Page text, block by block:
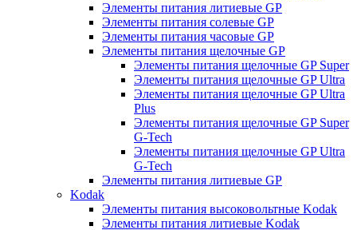
Элементы питания литиевые GP
Элементы питания солевые GP
Элементы питания часовые GP
Элементы питания щелочные GP
Элементы питания щелочные GP Super
Элементы питания щелочные GP Ultra
Элементы питания щелочные GP Ultra
Plus
Элементы питания щелочные GP Super
G-Tech
Элементы питания щелочные GP Ultra
G-Tech
Элементы питания литиевые GP
Kodak
Элементы питания высоковольтные Kodak
Элементы питания литиевые Kodak